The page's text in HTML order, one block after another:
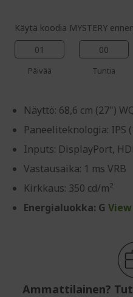
Käytä koodia MYSTERY
01
Päivää
00
Tuntia
Näyttö: 68,6 cm (27")
Paneeliteknologia: IPS
Inputs: DisplayPort,
Vastausaika: 1 ms VRB
Kirkkaus: 350 cd/m²
Energialuokka: G
Ammattilainen?